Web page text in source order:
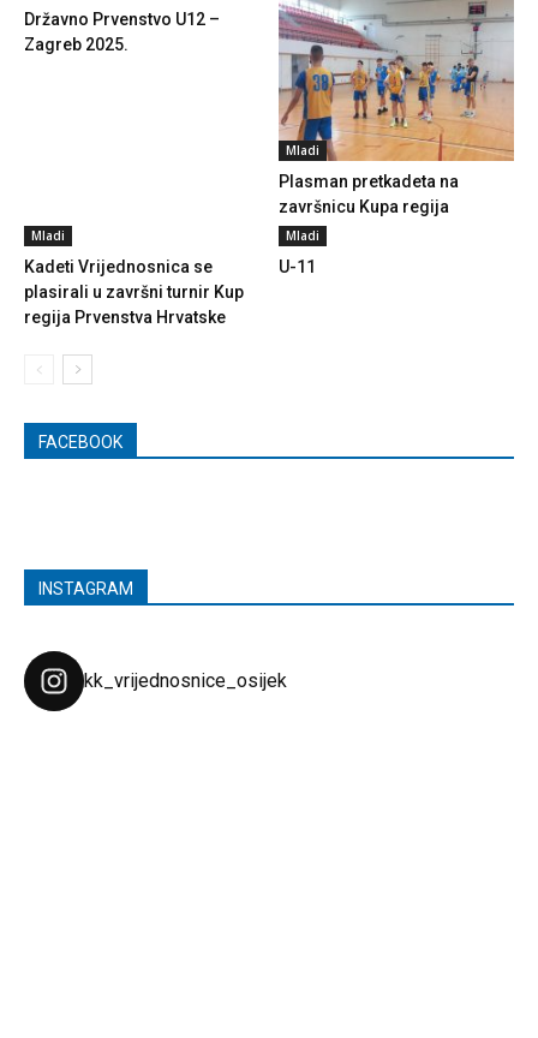
Državno Prvenstvo U12 –
Zagreb 2025.
Mladi
Plasman pretkadeta na
završnicu Kupa regija
Mladi
Kadeti Vrijednosnica se
plasirali u završni turnir Kup
regija Prvenstva Hrvatske
Mladi
U-11
FACEBOOK
INSTAGRAM
kk_vrijednosnice_osijek